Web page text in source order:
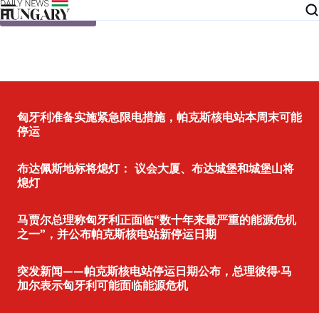
Skip to content
匈牙利准备实施紧急限电措施，帕克斯核电站本周末可能
停运
布达佩斯地标将熄灯： 议会大厦、布达城堡和城堡山将
熄灯
马贾尔总理称匈牙利正面临“数十年来最严重的能源危机
之一”，并公布帕克斯核电站新停运日期
突发新闻——帕克斯核电站停运日期公布，总理彼得·马
加尔表示匈牙利可能面临能源危机